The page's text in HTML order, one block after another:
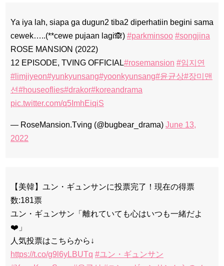
Ya iya lah, siapa ga dugun2 tiba2 diperhatiin begini sama
cewek…..(**cewe pujaan lagi🙈) #parkminsoo #songjina
ROSE MANSION (2022)
12 EPISODE, TVING OFFICIAL#rosemansion #임지연
#limjiyeon#yunkyunsang#yoonkyunsang#윤균상#장미맨
션#houseoflies#drakor#koreandrama
pic.twitter.com/q5ImhEiqiS
— RoseMansion.Tving (@bugbear_drama) June 13,
2022
【美韓】ユン・ギュンサンに投票完了！現在の得票
数:181票
ユン・ギュンサン「離れていても心はいつも一緒だよ
❤️」
人気投票はこちらから↓
https://t.co/g9l6yLBUTq #ユン・ギュンサン